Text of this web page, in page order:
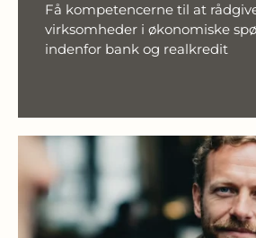
Få kompetencerne til at
virksomheder i økonomiske
indenfor bank og realkredit